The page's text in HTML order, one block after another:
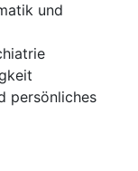
und
persönliches